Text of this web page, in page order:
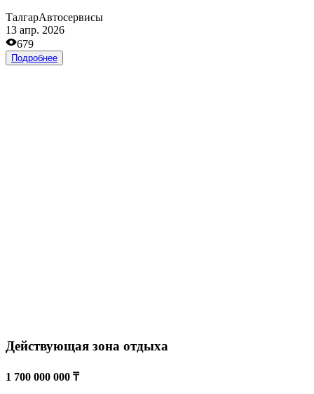
ТалгарРазвлечения и отдых
10 апр. 2026
2485
Подробнее
Клубнично-ягодный бизнес
от 3 300 000 000 ₸